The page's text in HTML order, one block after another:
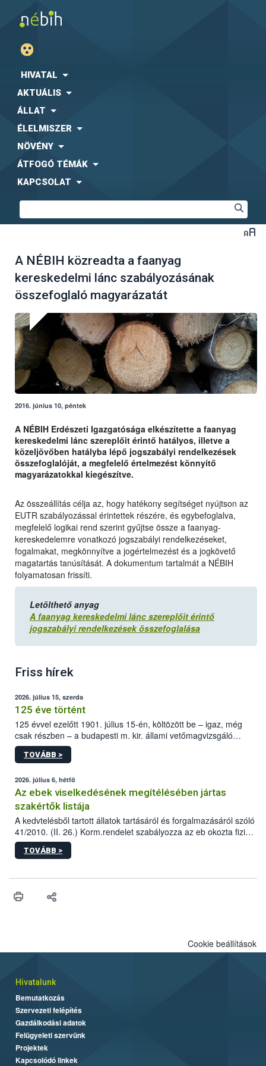
HIVATAL
AKTUÁLIS
ÁLLAT
ÉLELMISZER
NÖVÉNY
ÁTFOGÓ TÉMÁK
KAPCSOLAT
A NÉBIH közreadta a faanyag
kereskedelmi lánc szabályozásának
összefoglaló magyarázatát
2016. június 10, péntek
A NÉBIH Erdészeti Igazgatósága elkészítette a faanyag
kereskedelmi lánc szereplőit érintő hatályos, illetve a
közeljövőben hatályba lépő jogszabályi rendelkezések
összefoglalóját, a megfelelő értelmezést könnyítő
magyarázatokkal kiegészítve.
Az összeállítás célja az, hogy hatékony segítséget nyújtson az
EUTR szabályozással érintettek részére, és egybefoglalva,
megfelelő logikai rend szerint gyűjtse össze a faanyag-
kereskedelemre vonatkozó jogszabályi rendelkezéseket,
fogalmakat, megkönnyítve a jogértelmezést és a jogkövető
magatartás tanúsítását. A dokumentum tartalmát a NÉBIH
folyamatosan frissíti.
Letölthető anyag
A faanyag kereskedelmi lánc szereplőit érintő
jogszabályi rendelkezések összefoglalása
Friss hírek
2026. július 15, szerda
125 éve történt
125 évvel ezelőtt 1901. július 15-én, költözött be – igaz, még
csak részben – a budapesti m. kir. állami vetőmagvizsgáló
állomás a Kis Rókus utca 15. szám alatti, Czigler Győző által
tervezett új épületébe.
TOVÁBB >
2026. július 6, hétfő
Az ebek viselkedésének megítélésében jártas
szakértők listája
A kedvtelésből tartott állatok tartásáról és forgalmazásáról szóló
41/2010. (II. 26.) Korm.rendelet szabályozza az eb okozta fizikai
sérülés, illetve ennek veszélye keletkezésekor felmerülő
hatósági feladatokat, valamint a veszélyes eb tartását és annak
vonni az ebek viselkedésének megítélésében jártas szakértőt.
TOVÁBB >
Cookie beállítások
Hivatalunk
Bemutatkozás
Szervezeti felépítés
Gazdálkodási adatok
Felügyeleti szervünk
Projektek
Kapcsolódó linkek